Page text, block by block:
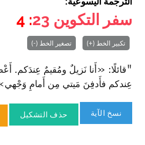
سفر التكوين 23
: 4
تكبير الخط (+) تصغير الخط (-)
"قائلًا: «أَنا نَزيلٌ ومُقيمٌ عِندَكم.
عِندكم فأَدفِنَ مَيتي مِن أَمامِ وَجْهي»"
نسخ الآية حذف التشكيل